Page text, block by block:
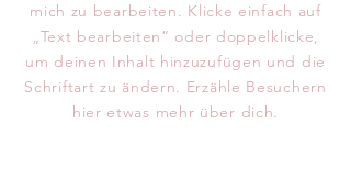
mich zu bearbeiten. Klicke einfach auf
„Text bearbeiten“ oder doppelklicke,
um deinen Inhalt hinzuzufügen und die
Schriftart zu ändern. Erzähle Besuchern
hier etwas mehr über dich.